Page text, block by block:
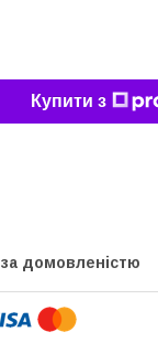
Купити з
за домовленістю